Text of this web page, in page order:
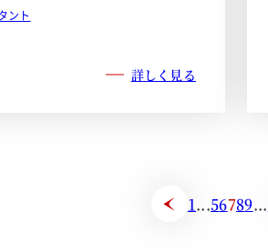
ント
詳しく見る
1...56789...